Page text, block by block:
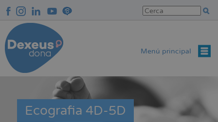
contingut
Menú principal
Ecografia 4D-5D